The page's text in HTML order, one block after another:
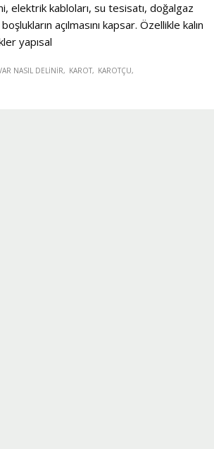
elektrik kabloları, su tesisatı, doğalgaz
açılmasını kapsar. Özellikle kalın
yapısal
NASIL DELINIR KAROT KAROTÇU